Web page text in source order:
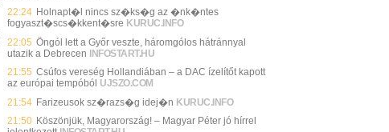
22:24 Holnapt�l nincs sz�ks�g az �nk�ntes
fogyaszt�scs�kkent�sre KURUC.INFO
22:05 Öngól lett a Győr veszte, háromgólos hátránnyal
utazik a Debrecen INFOSTART.HU
21:55 Csúfos vereség Hollandiában – a DAC ízelítőt kapott
az európai tempóból UJSZO.COM
21:54 Farizeusok sz�razs�g idej�n KURUC.INFO
21:50 Köszönjük, Magyarország! – Magyar Péter jó hírrel